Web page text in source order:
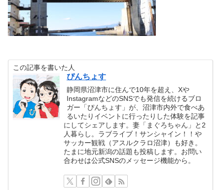
この記事を書いた人
ぴんちょす
静岡県沼津市に住んで10年を超え、Xや
InstagramなどのSNSでも発信を続けるブロ
ガー「ぴんちょす」が、沼津市内外で食べあ
るいたりイベントに行ったりした体験を記事
にしてシェアします。妻「まぐろちゃん」と2
人暮らし。ラブライブ！サンシャイン！！や
サッカー観戦（アスルクラロ沼津）も好き。
たまに地元新潟の話題も投稿します。お問い
合わせは公式SNSのメッセージ機能から。